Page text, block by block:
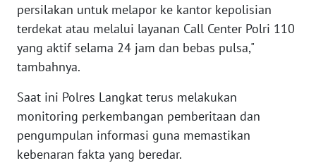
persilakan untuk melapor ke kantor kepolisian
terdekat atau melalui layanan Call Center Polri 110
yang aktif selama 24 jam dan bebas pulsa,"
tambahnya.
Saat ini Polres Langkat terus melakukan
monitoring perkembangan pemberitaan dan
pengumpulan informasi guna memastikan
kebenaran fakta yang beredar.
WN
NUSANTARA
JOGJA
WN
JATIM